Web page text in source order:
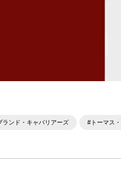
ランド・キャバリアーズ #トーマス